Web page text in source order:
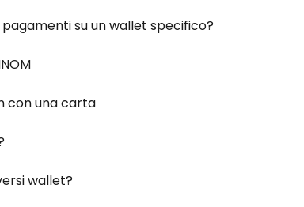
su un wallet specifico?
con una carta
wallet?